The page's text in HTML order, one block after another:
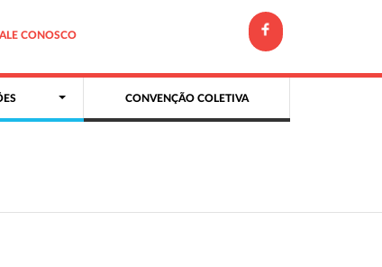
CONOSCO
CONVENÇÃO COLETIVA